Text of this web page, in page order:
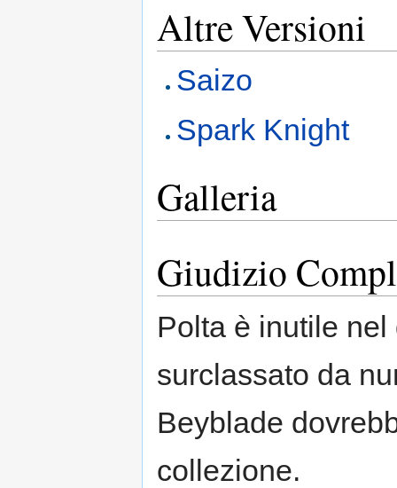
Altre Versioni
Saizo
Spark Knight
Galleria
Giudizio
Polta è inutile
surclassato da
Beyblade
collezione.